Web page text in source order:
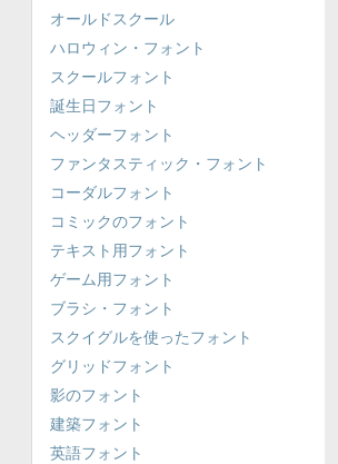
オールドスクール
ハロウィン・フォント
スクールフォント
誕生日フォント
ヘッダーフォント
ファンタスティック・フォント
コーダルフォント
コミックのフォント
テキスト用フォント
ゲーム用フォント
ブラシ・フォント
スクイグルを使ったフォント
グリッドフォント
影のフォント
建築フォント
英語フォント